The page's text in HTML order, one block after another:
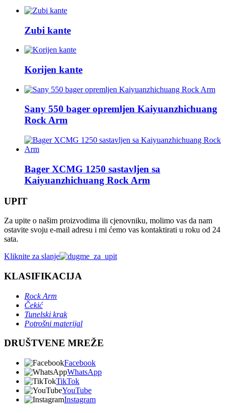
Zubi kante
Korijen kante
Sany 550 bager opremljen Kaiyuanzhichuang
Rock Arm
Bager XCMG 1250 sastavljen sa
Kaiyuanzhichuang Rock Arm
UPIT
Za upite o našim proizvodima ili cjenovniku, molimo vas da nam
ostavite svoju e-mail adresu i mi ćemo vas kontaktirati u roku od 24
sata.
Kliknite za slanje
KLASIFIKACIJA
Rock Arm
Čekić
Tunelski krak
Potrošni materijal
DRUŠTVENE MREŽE
Facebook
WhatsApp
TikTok
YouTube
Instagram